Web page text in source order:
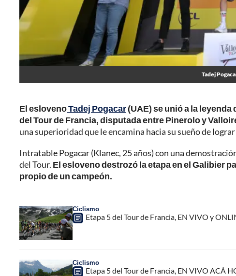
Tadej
El eslovenoTadej Pogacar(UAE) se unió a la
del Tour de Francia, disputada entre Pinerolo y
una superioridad que le encamina hacia su sueño de
Intratable Pogacar (Klanec, 25 años) con una
del Tour. El esloveno destrozó la etapa en el Galibier
propio de un campeón.
Ciclismo
Etapa 5 del Tour de Francia, EN VIVO y
Ciclismo
Etapa 5 del Tour de Francia, EN VIVO ACÁ